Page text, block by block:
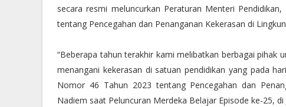
secara resmi meluncurkan Peraturan Menteri
tentang Pencegahan dan Penanganan Kekerasan di
“Beberapa tahun terakhir kami melibatkan berbagai pihak
menangani kekerasan di satuan pendidikan yang pada
Nomor 46 Tahun 2023 tentang Pencegahan dan
Nadiem saat Peluncuran Merdeka Belajar Episode ke-25, di